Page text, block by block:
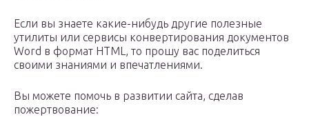
Если вы знаете какие-нибудь другие полезные
утилиты или сервисы конвертирования документов
Word в формат HTML, то прошу вас поделиться
своими знаниями и впечатлениями.
Вы можете помочь в развитии сайта, сделав
пожертвование: